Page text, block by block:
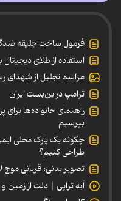
فرمول ساخت جلیقه
استفاده از طلای دیجیتال
مراسم تجلیل از شهدای
ترامپ در بن‌بست ایران
راهنمای خانواده‌ها
بپرسیم
چگونه یک پارک محلی
طراحی کنیم؟
تصویر بدنی؛ قربانی موج
آیه تراپی | دلت از زمین